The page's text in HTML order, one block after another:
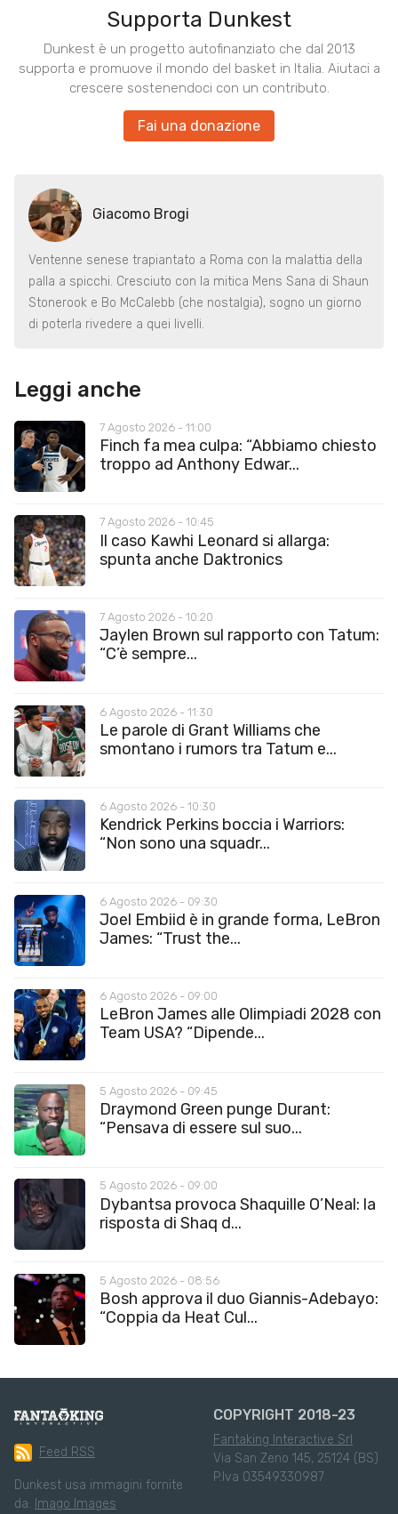
Supporta Dunkest
Dunkest è un progetto autofinanziato che dal 2013
supporta e promuove il mondo del basket in Italia. Aiutaci a
crescere sostenendoci con un contributo.
Fai una donazione
Giacomo Brogi
Ventenne senese trapiantato a Roma con la malattia della
palla a spicchi. Cresciuto con la mitica Mens Sana di Shaun
Stonerook e Bo McCalebb (che nostalgia), sogno un giorno
di poterla rivedere a quei livelli.
Leggi anche
7 Agosto 2026 - 11:00
Finch fa mea culpa: “Abbiamo chiesto
troppo ad Anthony Edwar...
7 Agosto 2026 - 10:45
Il caso Kawhi Leonard si allarga:
spunta anche Daktronics
7 Agosto 2026 - 10:20
Jaylen Brown sul rapporto con Tatum:
“C’è sempre...
6 Agosto 2026 - 11:30
Le parole di Grant Williams che
smontano i rumors tra Tatum e...
6 Agosto 2026 - 10:30
Kendrick Perkins boccia i Warriors:
“Non sono una squadr...
6 Agosto 2026 - 09:30
Joel Embiid è in grande forma, LeBron
James: “Trust the...
6 Agosto 2026 - 09:00
LeBron James alle Olimpiadi 2028 con
Team USA? “Dipende...
5 Agosto 2026 - 09:45
Draymond Green punge Durant:
“Pensava di essere sul suo...
5 Agosto 2026 - 09:00
Dybantsa provoca Shaquille O’Neal: la
risposta di Shaq d...
5 Agosto 2026 - 08:56
Bosh approva il duo Giannis-Adebayo:
“Coppia da Heat Cul...
Feed RSS
Dunkest usa immagini fornite
da: Imago Images
COPYRIGHT 2018-23
Fantaking Interactive Srl
Via San Zeno 145, 25124 (BS)
P.Iva 03549330987